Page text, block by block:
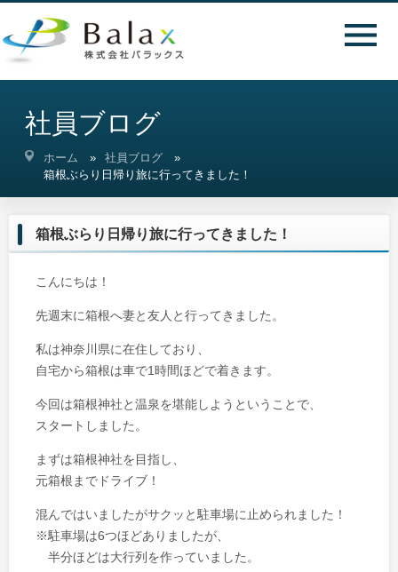
社員ブログ
ホーム
社員ブログ
箱根ぶらり日帰り旅に行ってきました！
箱根ぶらり日帰り旅に行ってきました！
こんにちは！
先週末に箱根へ妻と友人と行ってきました。
私は神奈川県に在住しており、
自宅から箱根は車で1時間ほどで着きます。
今回は箱根神社と温泉を堪能しようということで、
スタートしました。
まずは箱根神社を目指し、
元箱根までドライブ！
混んではいましたがサクッと駐車場に止められました！
※駐車場は6つほどありましたが、
半分ほどは大行列を作っていました。